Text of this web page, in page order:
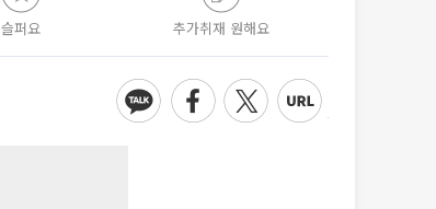
슬퍼요 추가취재 원해요